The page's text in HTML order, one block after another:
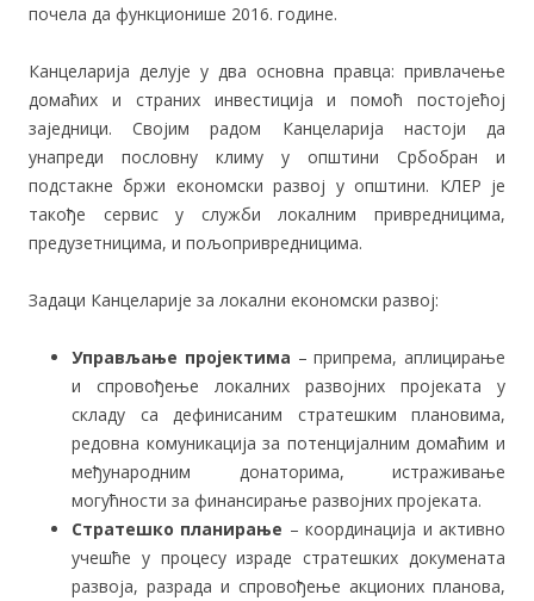
почела да функционише 2016. године.
Канцеларија делује у два основна правца: привлачење
домаћих и страних инвестиција и помоћ постојећој
заједници. Својим радом Канцеларија настоји да
унапреди пословну климу у општини Србобран и
подстакне бржи економски развој у општини. КЛЕР је
такође сервис у служби локалним привредницима,
предузетницима, и пољопривредницима.
Задаци Канцеларије за локални економски развој:
Управљање пројектима – припрема, аплицирање
и спровођење локалних развојних пројеката у
складу са дефинисаним стратешким плановима,
редовна комуникација за потенцијалним домаћим и
међународним донаторима, истраживање
могућности за финансирање развојних пројеката.
Стратешко планирање – координација и активно
учешће у процесу израде стратешких докумената
развоја, разрада и спровођење акционих планова,